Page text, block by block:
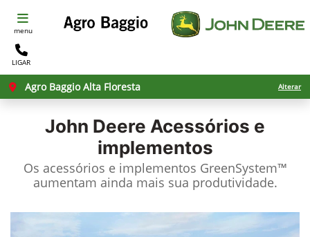
menu
LIGAR
Agro Baggio Alta Floresta Alterar
John Deere Acessórios e
implementos
Os acessórios e implementos GreenSystem™
aumentam ainda mais sua produtividade.​